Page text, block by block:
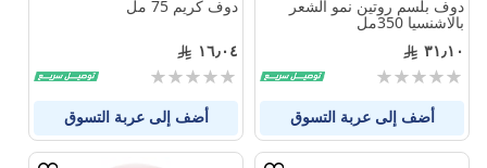
دوف بلسم روتين نمو الشعر
بالاشنسيا 350مل
٣١٫١٠
Rating:
أضف إلى عربة التسوق
دوف كريم 75 مل
١٦٫٠٤
Rating:
أضف إلى عربة التسوق